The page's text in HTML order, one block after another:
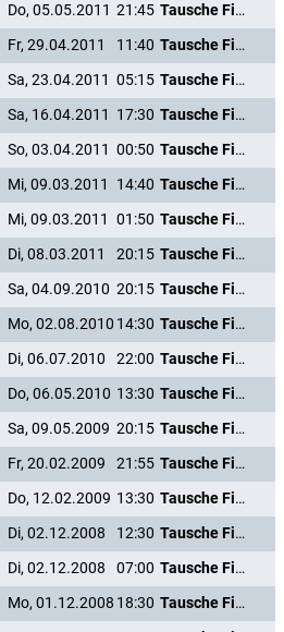
Do, 05.05.2011 21:45
Tausche Firma gegen Haushalt
Fr, 29.04.2011 11:40
Tausche Firma gegen Haushalt
Sa, 23.04.2011 05:15
Tausche Firma gegen Haushalt
Sa, 16.04.2011 17:30
Tausche Firma gegen Haushalt
So, 03.04.2011 00:50
Tausche Firma gegen Haushalt
Mi, 09.03.2011 14:40
Tausche Firma gegen Haushalt
Mi, 09.03.2011 01:50
Tausche Firma gegen Haushalt
Di, 08.03.2011 20:15
Tausche Firma gegen Haushalt
Sa, 04.09.2010 20:15
Tausche Firma gegen Haushalt
Mo, 02.08.2010 14:30
Tausche Firma gegen Haushalt
Di, 06.07.2010 22:00
Tausche Firma gegen Haushalt
Do, 06.05.2010 13:30
Tausche Firma gegen Haushalt
Sa, 09.05.2009 20:15
Tausche Firma gegen Haushalt
Fr, 20.02.2009 21:55
Tausche Firma gegen Haushalt
Do, 12.02.2009 13:30
Tausche Firma gegen Haushalt
Di, 02.12.2008 12:30
Tausche Firma gegen Haushalt
Di, 02.12.2008 07:00
Tausche Firma gegen Haushalt
Mo, 01.12.2008 18:30
Tausche Firma gegen Haushalt